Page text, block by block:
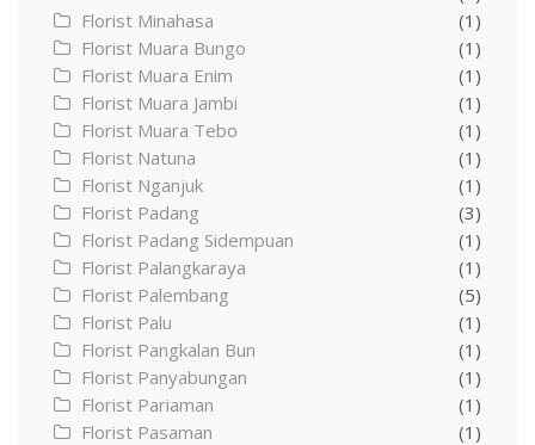
Florist Minahasa
(1)
Florist Muara Bungo
(1)
Florist Muara Enim
(1)
Florist Muara Jambi
(1)
Florist Muara Tebo
(1)
Florist Natuna
(1)
Florist Nganjuk
(1)
Florist Padang
(3)
Florist Padang Sidempuan
(1)
Florist Palangkaraya
(1)
Florist Palembang
(5)
Florist Palu
(1)
Florist Pangkalan Bun
(1)
Florist Panyabungan
(1)
Florist Pariaman
(1)
Florist Pasaman
(1)